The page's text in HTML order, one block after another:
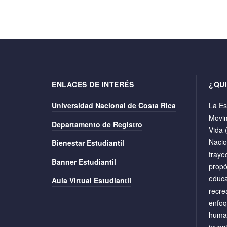
ENLACES DE INTERÉS
Universidad Nacional de Costa Rica
Departamento de Registro
Bienestar Estudiantil
Banner Estudiantil
Aula Virtual Estudiantil
La
Vida